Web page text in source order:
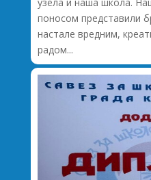
поносом представили
настале вредним,
радом...